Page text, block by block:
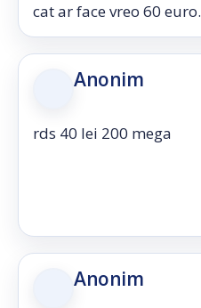
cat ar face vreo 60 euro.
Anonim
rds 40 lei 200 mega
Anonim